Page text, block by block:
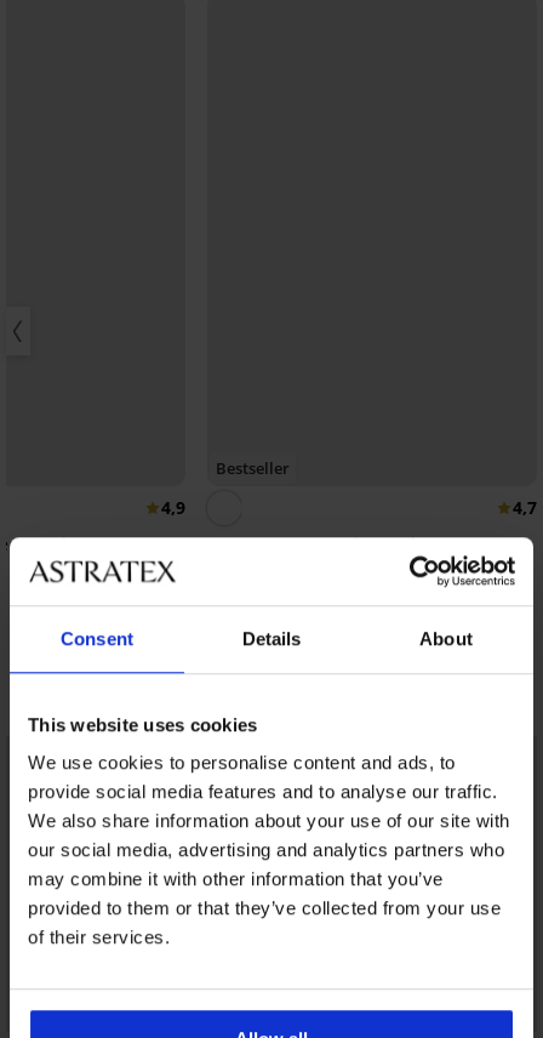
Consent Details About
This website uses cookies
We use cookies to personalise content and ads, to
provide social media features and to analyse our traffic.
We also share information about your use of our site with
our social media, advertising and analytics partners who
may combine it with other information that you’ve
provided to them or that they’ve collected from your use
of their services.
4,9
Bardot подплатен
Bestseller
4,7
Сутиен Spacer Delicate Flower